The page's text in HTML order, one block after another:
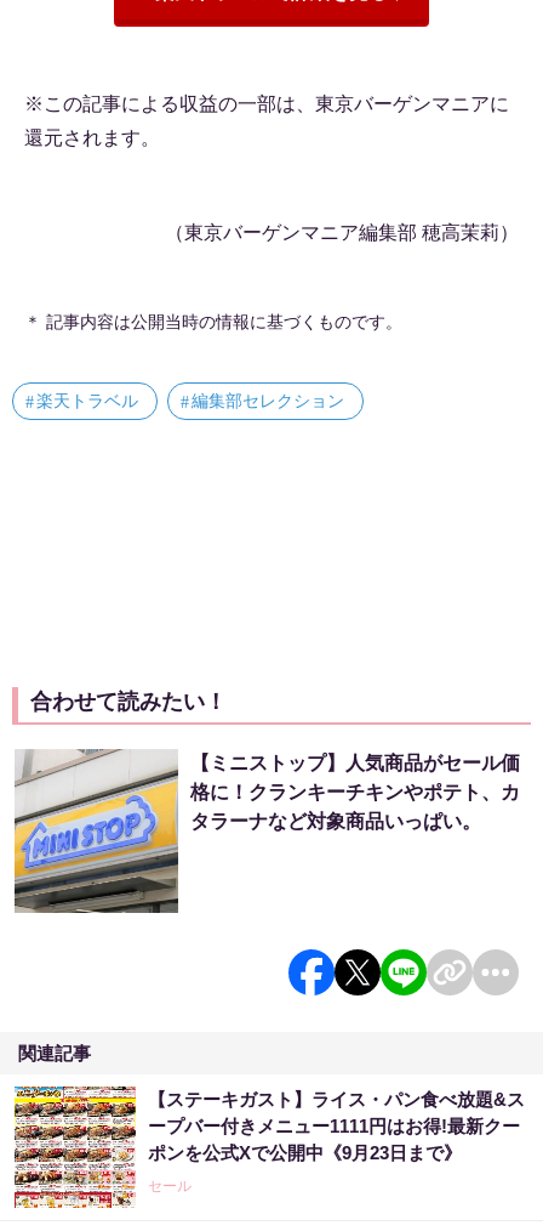
※この記事による収益の一部は、東京バーゲンマニアに
還元されます。
（東京バーゲンマニア編集部 穂高茉莉）
＊ 記事内容は公開当時の情報に基づくものです。
楽天トラベル 編集部セレクション
合わせて読みたい！
【ミニストップ】人気商品がセール価
格に！クランキーチキンやポテト、カ
タラーナなど対象商品いっぱい。
関連記事
【ステーキガスト】ライス・パン食べ放題&ス
ープバー付きメニュー1111円はお得!最新クー
ポンを公式Xで公開中《9月23日まで》
セール